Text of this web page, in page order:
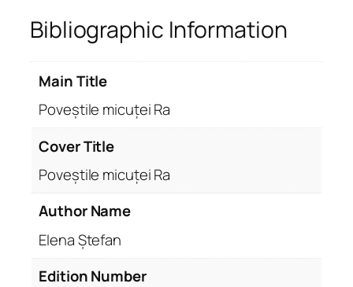
Bibliographic Information
Main Title
Poveștile micuței Ra
Cover Title
Poveștile micuței Ra
Author Name
Elena Ștefan
Edition Number